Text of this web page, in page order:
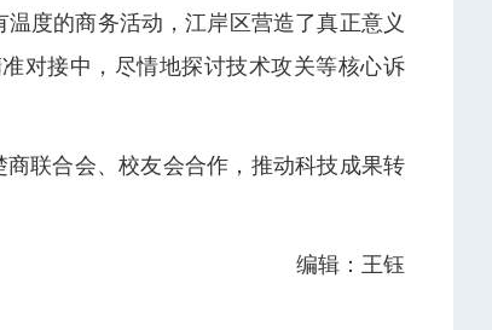
度的商务活动，江岸区营造了真正意义
对接中，尽情地探讨技术攻关等核心诉
联合会、校友会合作，推动科技成果转
编辑：王钰